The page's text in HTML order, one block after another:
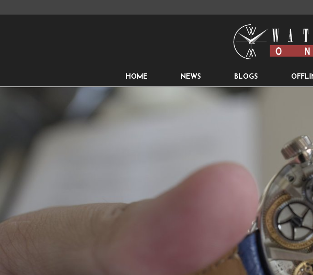
HOME NEWS BLOGS